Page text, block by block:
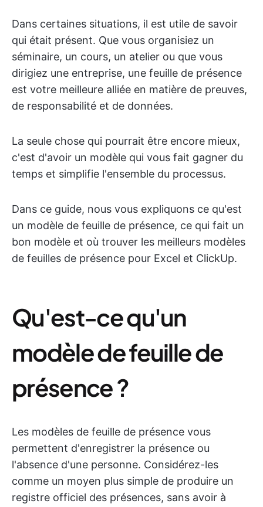
Dans certaines situations, il est utile de savoir
qui était présent. Que vous organisiez un
séminaire, un cours, un atelier ou que vous
dirigiez une entreprise, une feuille de présence
est votre meilleure alliée en matière de preuves,
de responsabilité et de données.
La seule chose qui pourrait être encore mieux,
c'est d'avoir un modèle qui vous fait gagner du
temps et simplifie l'ensemble du processus.
Dans ce guide, nous vous expliquons ce qu'est
un modèle de feuille de présence, ce qui fait un
bon modèle et où trouver les meilleurs modèles
de feuilles de présence pour Excel et ClickUp.
Qu'est-ce qu'un
modèle de feuille de
présence ?
Les modèles de feuille de présence vous
permettent d'enregistrer la présence ou
l'absence d'une personne. Considérez-les
comme un moyen plus simple de produire un
registre officiel des présences, sans avoir à